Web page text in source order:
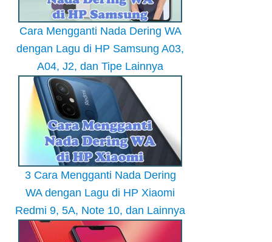
Cara Mengganti Nada Dering WA
dengan Lagu di HP Samsung A03,
A04, J2, dan Tipe Lainnya
3 Cara Mengganti Nada Dering
WA dengan Lagu di HP Xiaomi
Redmi 9, 5A, Note 10, dan Lainnya